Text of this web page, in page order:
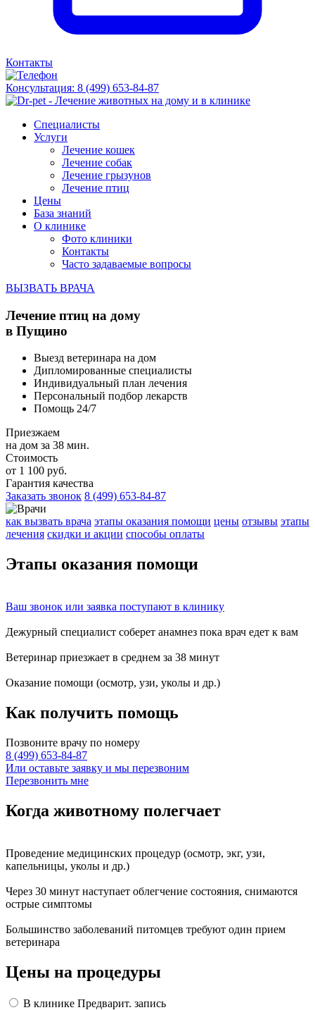
Контакты
Консультация: 8 (499) 653-84-87
Специалисты
Услуги
Лечение кошек
Лечение собак
Лечение грызунов
Лечение птиц
Цены
База знаний
О клинике
Фото клиники
Контакты
Часто задаваемые вопросы
ВЫЗВАТЬ ВРАЧА
Лечение птиц на дому
в Пущино
Выезд ветеринара на дом
Дипломированные специалисты
Индивидуальный план лечения
Персональный подбор лекарств
Помощь 24/7
Приезжаем
на дом за 38 мин.
Стоимость
от 1 100 руб.
Гарантия качества
Заказать звонок 8 (499) 653-84-87
как вызвать врача этапы оказания помощи цены отзывы этапы
лечения скидки и акции способы оплаты
Этапы оказания помощи
Ваш звонок или заявка поступают в клинику
Дежурный специалист соберет анамнез пока врач едет к вам
Ветеринар приезжает в среднем за 38 минут
Оказание помощи (осмотр, узи, уколы и др.)
Как получить помощь
Позвоните врачу по номеру
8 (499) 653-84-87
Или оставьте заявку и мы перезвоним
Перезвонить мне
Когда животному полегчает
Проведение медицинских процедур (осмотр, экг, узи,
капельницы, уколы и др.)
Через 30 минут наступает облегчение состояния, снимаются
острые симптомы
Большинство заболеваний питомцев требуют один прием
ветеринара
Цены на процедуры
В клинике Предварит. запись